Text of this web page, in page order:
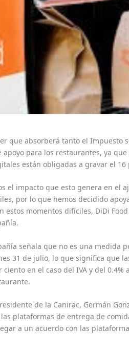
que absorberá tanto el Impuesto
apoyo para los restaurantes, ya
están obligadas a gravar el
el impacto que esto genera en el
por lo que hemos decidido
estos momentos difíciles, DiDi
señala que no es una medida
31 de julio, lo que significa que
en el caso del IVA y del
de la Canirac, Germán
plataformas de entrega de
a un acuerdo con las